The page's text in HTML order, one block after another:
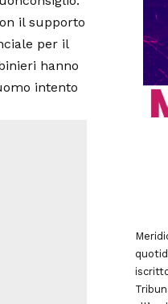
il supporto
per il
hanno
intento